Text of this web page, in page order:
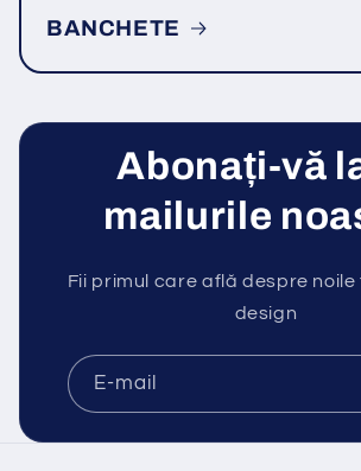
BANCHETE
Abonați-vă
mailurile
Fii primul care află despre
design
E-mail